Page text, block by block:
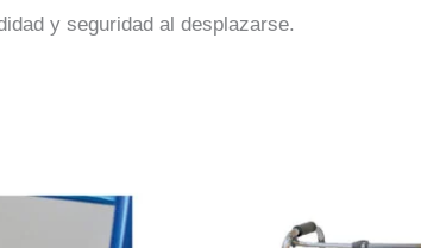
y seguridad al desplazarse.